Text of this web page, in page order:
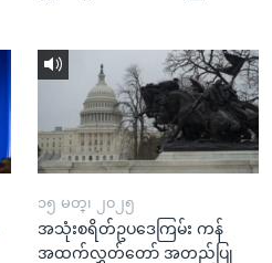
၁၅ မတ္၊ ၂၀၂၅
အသုံးစရိတ်ဥပဒေကြမ်း ကန်
အထက်လွှတ်တော် အတည်ပြု